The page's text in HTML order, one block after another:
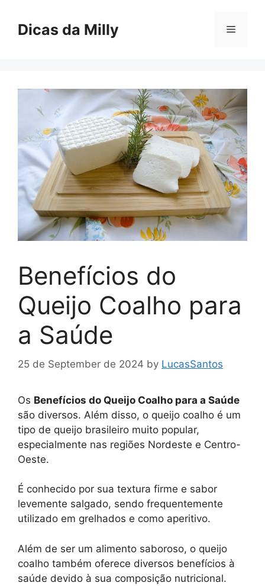
contentDicas da Milly Menu
Benefícios do
Queijo Coalho para
a Saúde
25 de September de 2024 by LucasSantos
Os Benefícios do Queijo Coalho para a Saúde
são diversos. Além disso, o queijo coalho é um
tipo de queijo brasileiro muito popular,
especialmente nas regiões Nordeste e Centro-
Oeste.
É conhecido por sua textura firme e sabor
levemente salgado, sendo frequentemente
utilizado em grelhados e como aperitivo.
Além de ser um alimento saboroso, o queijo
coalho também oferece diversos benefícios à
saúde devido à sua composição nutricional.